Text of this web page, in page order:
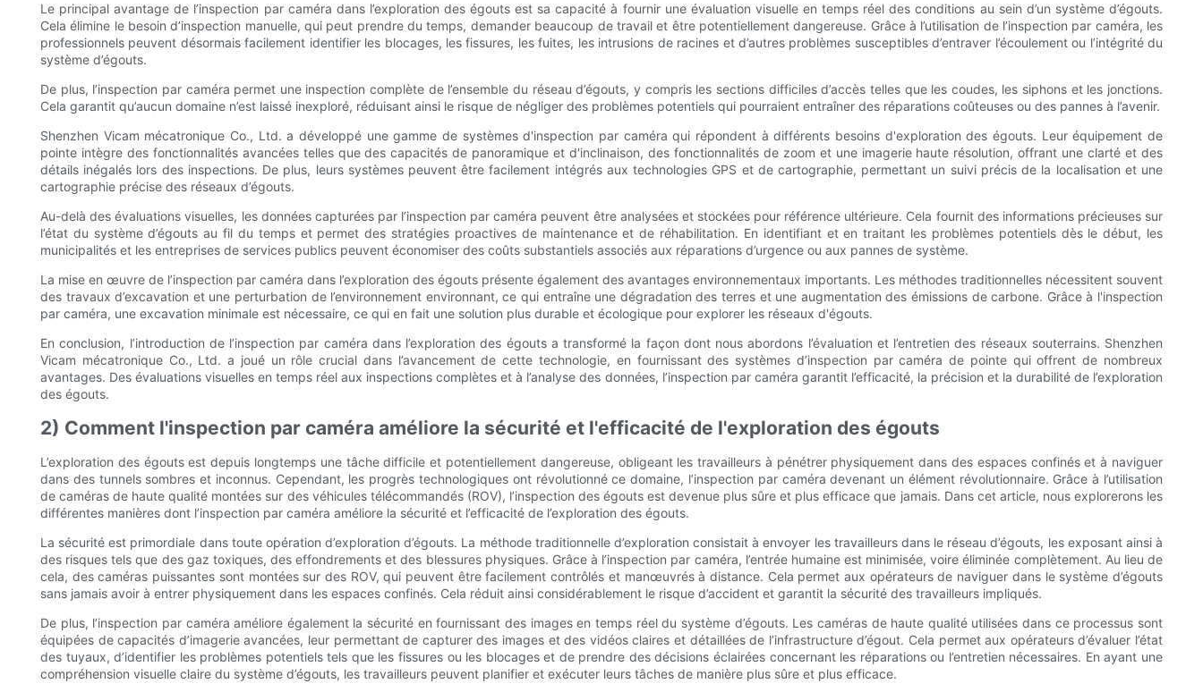
Le principal avantage de l’inspection par caméra dans l’exploration des égouts est sa capacité à fournir une évaluation visuelle en temps réel des conditions au sein d’un système d’égouts.
Cela élimine le besoin d’inspection manuelle, qui peut prendre du temps, demander beaucoup de travail et être potentiellement dangereuse. Grâce à l’utilisation de l’inspection par caméra, les
professionnels peuvent désormais facilement identifier les blocages, les fissures, les fuites, les intrusions de racines et d’autres problèmes susceptibles d’entraver l’écoulement ou l’intégrité du
système d’égouts.
De plus, l’inspection par caméra permet une inspection complète de l’ensemble du réseau d’égouts, y compris les sections difficiles d’accès telles que les coudes, les siphons et les jonctions.
Cela garantit qu’aucun domaine n’est laissé inexploré, réduisant ainsi le risque de négliger des problèmes potentiels qui pourraient entraîner des réparations coûteuses ou des pannes à l’avenir.
Shenzhen Vicam mécatronique Co., Ltd. a développé une gamme de systèmes d'inspection par caméra qui répondent à différents besoins d'exploration des égouts. Leur équipement de
pointe intègre des fonctionnalités avancées telles que des capacités de panoramique et d'inclinaison, des fonctionnalités de zoom et une imagerie haute résolution, offrant une clarté et des
détails inégalés lors des inspections. De plus, leurs systèmes peuvent être facilement intégrés aux technologies GPS et de cartographie, permettant un suivi précis de la localisation et une
cartographie précise des réseaux d’égouts.
Au-delà des évaluations visuelles, les données capturées par l’inspection par caméra peuvent être analysées et stockées pour référence ultérieure. Cela fournit des informations précieuses sur
l’état du système d’égouts au fil du temps et permet des stratégies proactives de maintenance et de réhabilitation. En identifiant et en traitant les problèmes potentiels dès le début, les
municipalités et les entreprises de services publics peuvent économiser des coûts substantiels associés aux réparations d’urgence ou aux pannes de système.
La mise en œuvre de l’inspection par caméra dans l’exploration des égouts présente également des avantages environnementaux importants. Les méthodes traditionnelles nécessitent souvent
des travaux d’excavation et une perturbation de l’environnement environnant, ce qui entraîne une dégradation des terres et une augmentation des émissions de carbone. Grâce à l'inspection
par caméra, une excavation minimale est nécessaire, ce qui en fait une solution plus durable et écologique pour explorer les réseaux d'égouts.
En conclusion, l’introduction de l’inspection par caméra dans l’exploration des égouts a transformé la façon dont nous abordons l’évaluation et l’entretien des réseaux souterrains. Shenzhen
Vicam mécatronique Co., Ltd. a joué un rôle crucial dans l’avancement de cette technologie, en fournissant des systèmes d’inspection par caméra de pointe qui offrent de nombreux
avantages. Des évaluations visuelles en temps réel aux inspections complètes et à l’analyse des données, l’inspection par caméra garantit l’efficacité, la précision et la durabilité de l’exploration
des égouts.
2) Comment l'inspection par caméra améliore la sécurité et l'efficacité de l'exploration des égouts
L’exploration des égouts est depuis longtemps une tâche difficile et potentiellement dangereuse, obligeant les travailleurs à pénétrer physiquement dans des espaces confinés et à naviguer
dans des tunnels sombres et inconnus. Cependant, les progrès technologiques ont révolutionné ce domaine, l’inspection par caméra devenant un élément révolutionnaire. Grâce à l’utilisation
de caméras de haute qualité montées sur des véhicules télécommandés (ROV), l’inspection des égouts est devenue plus sûre et plus efficace que jamais. Dans cet article, nous explorerons les
différentes manières dont l’inspection par caméra améliore la sécurité et l’efficacité de l’exploration des égouts.
La sécurité est primordiale dans toute opération d’exploration d’égouts. La méthode traditionnelle d’exploration consistait à envoyer les travailleurs dans le réseau d’égouts, les exposant ainsi à
des risques tels que des gaz toxiques, des effondrements et des blessures physiques. Grâce à l’inspection par caméra, l’entrée humaine est minimisée, voire éliminée complètement. Au lieu de
cela, des caméras puissantes sont montées sur des ROV, qui peuvent être facilement contrôlés et manœuvrés à distance. Cela permet aux opérateurs de naviguer dans le système d’égouts
sans jamais avoir à entrer physiquement dans les espaces confinés. Cela réduit ainsi considérablement le risque d’accident et garantit la sécurité des travailleurs impliqués.
De plus, l’inspection par caméra améliore également la sécurité en fournissant des images en temps réel du système d’égouts. Les caméras de haute qualité utilisées dans ce processus sont
équipées de capacités d’imagerie avancées, leur permettant de capturer des images et des vidéos claires et détaillées de l’infrastructure d’égout. Cela permet aux opérateurs d’évaluer l’état
des tuyaux, d’identifier les problèmes potentiels tels que les fissures ou les blocages et de prendre des décisions éclairées concernant les réparations ou l’entretien nécessaires. En ayant une
compréhension visuelle claire du système d’égouts, les travailleurs peuvent planifier et exécuter leurs tâches de manière plus sûre et plus efficace.